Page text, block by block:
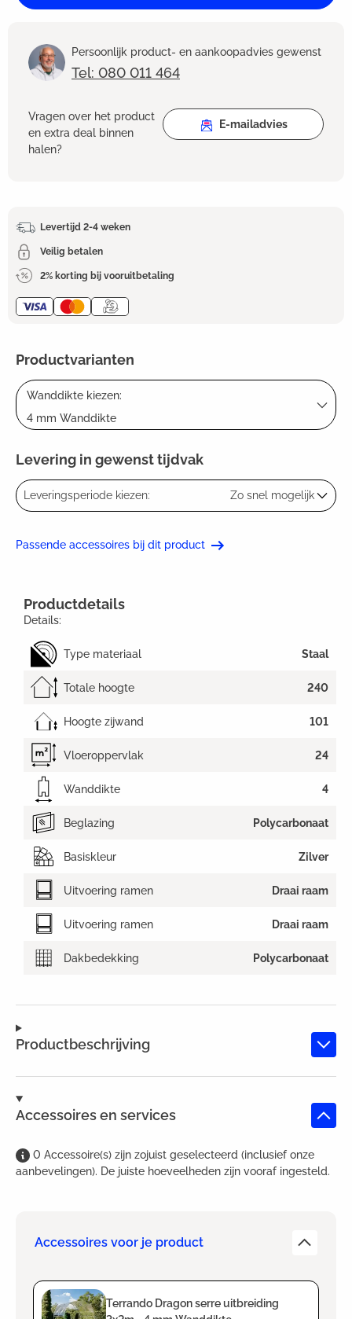
Persoonlijk product- en aankoopadvies gewenst
Tel: 080 011 464
Vragen over het product
en extra deal binnen
halen?
E-mailadvies
Levertijd 2-4 weken
Veilig betalen
2% korting bij vooruitbetaling
Productvarianten
Wanddikte kiezen:
4 mm Wanddikte
Levering in gewenst tijdvak
Leveringsperiode kiezen: Zo snel mogelijk
Passende accessoires bij dit product
Productbeschrijving
Accessoires en services
0 Accessoire(s) zijn zojuist geselecteerd (inclusief onze
aanbevelingen). De juiste hoeveelheden zijn vooraf ingesteld.
Accessoires voor je product
Terrando Dragon serre uitbreiding
Productdetails
Details:
Type materiaal Staal
Totale hoogte 240
Hoogte zijwand 101
Vloeroppervlak 24
Wanddikte 4
Beglazing Polycarbonaat
Basiskleur Zilver
Uitvoering ramen Draai raam
Uitvoering ramen Draai raam
Dakbedekking Polycarbonaat